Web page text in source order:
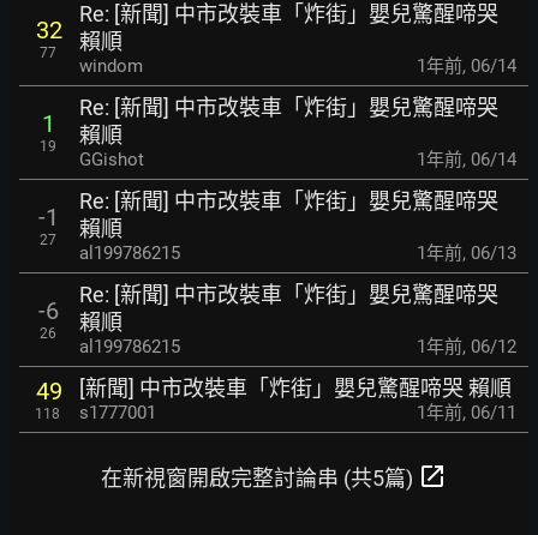
32
77
Re: [新聞] 中市改裝車「炸街」嬰兒驚醒啼哭
賴順
windom 1年前, 06/14
1
19
Re: [新聞] 中市改裝車「炸街」嬰兒驚醒啼哭
賴順
GGishot 1年前, 06/14
-1
27
Re: [新聞] 中市改裝車「炸街」嬰兒驚醒啼哭
賴順
al199786215 1年前, 06/13
-6
26
Re: [新聞] 中市改裝車「炸街」嬰兒驚醒啼哭
賴順
al199786215 1年前, 06/12
49
118
[新聞] 中市改裝車「炸街」嬰兒驚醒啼哭 賴順
s1777001 1年前, 06/11
在新視窗開啟完整討論串 (共5篇) open_in_new